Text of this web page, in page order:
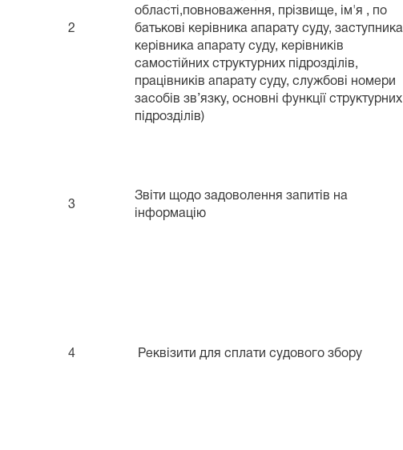
2
області,повноваження, прізвище, ім'я , по
батькові керівника апарату суду, заступника
керівника апарату суду, керівників
самостійних структурних підрозділів,
працівників апарату суду, службові номери
засобів зв’язку, основні функції структурних
підрозділів)
3
Звіти щодо задоволення запитів на
інформацію
4 Реквізити для сплати судового збору